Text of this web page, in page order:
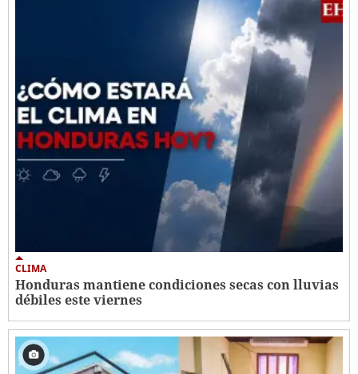
CLIMA
Honduras mantiene condiciones secas con lluvias
débiles este viernes